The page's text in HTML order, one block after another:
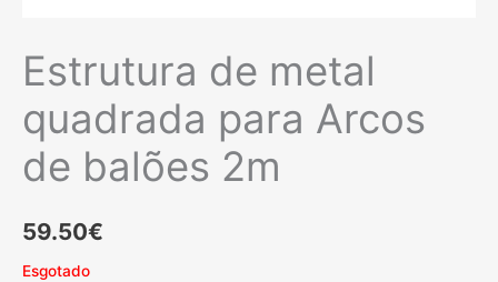
Estrutura de metal
quadrada para Arcos
de balões 2m
59.50€
Esgotado